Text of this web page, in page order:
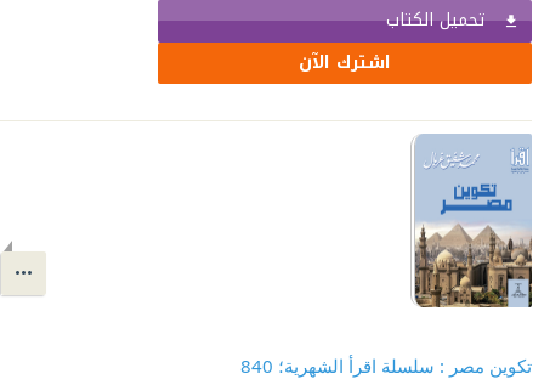
تحميل الكتاب
اشترك الآن
تكوين مصر : سلسلة اقرأ الشهرية؛ 840